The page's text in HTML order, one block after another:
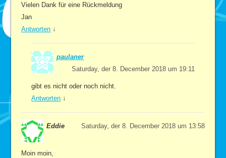
Vielen Dank für eine Rückmeldung
Jan
Antworten ↓
paulaner
Saturday, der 8. December 2018 um 19:11
gibt es nicht oder noch nicht.
Antworten ↓
Eddie Saturday, der 8. December 2018 um 13:58
Moin moin,